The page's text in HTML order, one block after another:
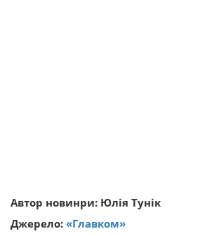
Автор новинри: Юлія Тунік
Джерело: «Главком»